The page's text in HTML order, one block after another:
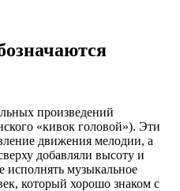
произведений
«кивок головой»). Эти
движения мелодии, а
добавляли высоту и
исполнять музыкальное
который хорошо знаком с